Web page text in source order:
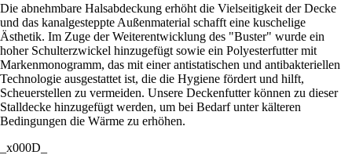
Die abnehmbare Halsabdeckung erhöht die Vielseitigkeit der Decke
und das kanalgesteppte Außenmaterial schafft eine kuschelige
Ästhetik. Im Zuge der Weiterentwicklung des "Buster" wurde ein
hoher Schulterzwickel hinzugefügt sowie ein Polyesterfutter mit
Markenmonogramm, das mit einer antistatischen und antibakteriellen
Technologie ausgestattet ist, die die Hygiene fördert und hilft,
Scheuerstellen zu vermeiden. Unsere Deckenfutter können zu dieser
Stalldecke hinzugefügt werden, um bei Bedarf unter kälteren
Bedingungen die Wärme zu erhöhen.
_x000D_